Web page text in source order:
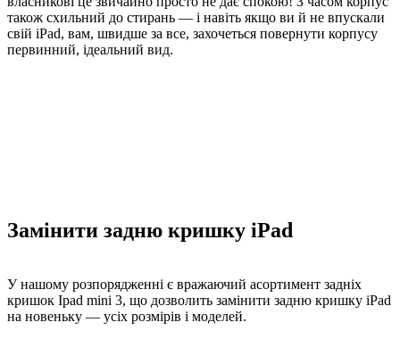
також схильний до стирань — і навіть якщо ви й не впускали
свій iPad, вам, швидше за все, захочеться повернути корпусу
первинний, ідеальний вид.
Замінити задню кришку iPad
У нашому розпорядженні є вражаючий асортимент задніх
кришок Ipad mini 3, що дозволить замінити задню кришку iPad
на новеньку — усіх розмірів і моделей.